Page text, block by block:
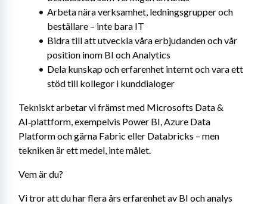
Arbeta nära verksamhet, ledningsgrupper och
beställare – inte bara IT
Bidra till att utveckla våra erbjudanden och vår
position inom BI och Analytics
Dela kunskap och erfarenhet internt och vara ett
stöd till kollegor i kunddialoger
Tekniskt arbetar vi främst med Microsofts Data &
AI‑plattform, exempelvis Power BI, Azure Data
Platform och gärna Fabric eller Databricks – men
tekniken är ett medel, inte målet.
Vem är du?
Vi tror att du har flera års erfarenhet av BI och analys